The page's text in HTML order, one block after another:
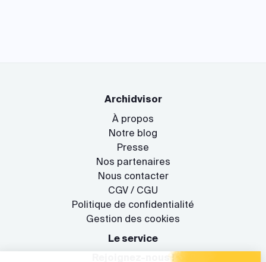
Archidvisor
À propos
Notre blog
Presse
Nos partenaires
Nous contacter
CGV / CGU
Politique de confidentialité
Gestion des cookies
Le service
Rejoignez-nous !